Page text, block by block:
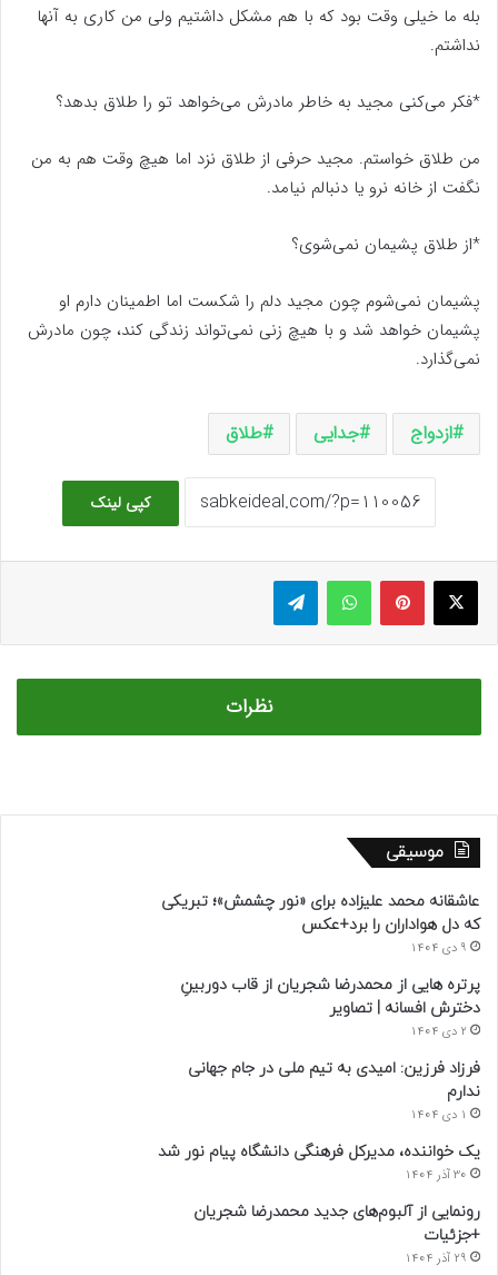
بله ما خیلی وقت بود که با هم مشکل داشتیم ولی من کاری به آنها
نداشتم.
*فکر می‌کنی مجید به خاطر مادرش می‌خواهد تو را طلاق بدهد؟
من طلاق خواستم. مجید حرفی از طلاق نزد اما هیچ وقت هم به من
نگفت از خانه نرو یا دنبالم نیامد.
*از طلاق پشیمان نمی‌شوی؟
پشیمان نمی‌شوم چون مجید دلم را شکست اما اطمینان دارم او
پشیمان خواهد شد و با هیچ زنی نمی‌تواند زندگی کند، چون مادرش
نمی‌گذارد.
ازدواج جدایی طلاق
کپی لینک
ایکس پینتریستواتس آپ تلگرام
نظرات
موسیقی
عاشقانه محمد علیزاده برای «نور چشمش»؛ تبریکی
که دل هواداران را برد+عکس
9 دی 1404
پرتره هایی از محمدرضا شجریان از قاب دوربینِ
دخترش افسانه | تصاویر
2 دی 1404
فرزاد فرزین: امیدی به تیم ملی در جام جهانی
ندارم
1 دی 1404
یک خواننده، مدیرکل فرهنگی دانشگاه پیام نور شد
30 آذر 1404
رونمایی از آلبوم‌های جدید محمدرضا شجریان
+جزئیات
29 آذر 1404